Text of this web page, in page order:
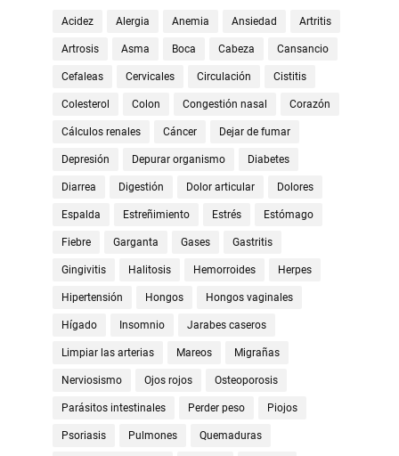
Acidez Alergia Anemia Ansiedad Artritis
Artrosis Asma Boca Cabeza Cansancio
Cefaleas Cervicales Circulación Cistitis
Colesterol Colon Congestión nasal Corazón
Cálculos renales Cáncer Dejar de fumar
Depresión Depurar organismo Diabetes
Diarrea Digestión Dolor articular Dolores
Espalda Estreñimiento Estrés Estómago
Fiebre Garganta Gases Gastritis
Gingivitis Halitosis Hemorroides Herpes
Hipertensión Hongos Hongos vaginales
Hígado Insomnio Jarabes caseros
Limpiar las arterias Mareos Migrañas
Nerviosismo Ojos rojos Osteoporosis
Parásitos intestinales Perder peso Piojos
Psoriasis Pulmones Quemaduras